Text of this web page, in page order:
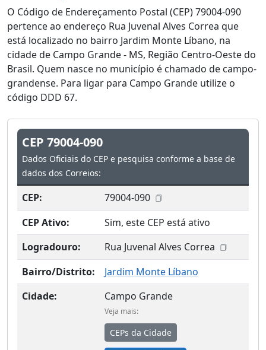
O Código de Endereçamento Postal (CEP) 79004-090
pertence ao endereço Rua Juvenal Alves Correa que
está localizado no bairro Jardim Monte Líbano, na
cidade de Campo Grande - MS, Região Centro-Oeste do
Brasil. Quem nasce no município é chamado de campo-
grandense. Para ligar para Campo Grande utilize o
código DDD 67.
CEP 79004-090
Dados Oficiais do CEP e pesquisa conforme a base de
dados dos Correios:
CEP:
79004-090
CEP Ativo:
Sim, este CEP está ativo
Logradouro:
Rua Juvenal Alves Correa
Bairro/Distrito:
Jardim Monte Líbano
Cidade:
Campo Grande
Veja mais:
CEPs da Cidade